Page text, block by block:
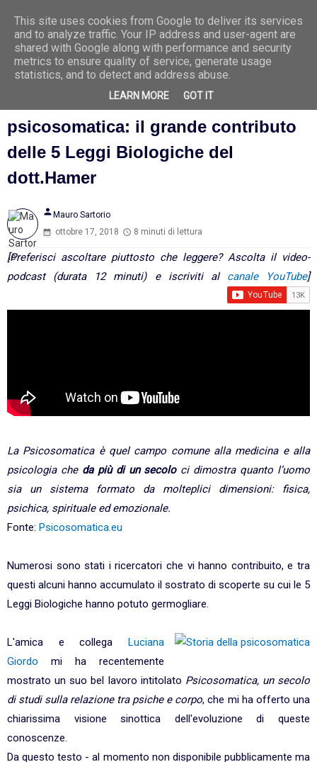
9 Ago
2026
Genesi ed evoluzione della
psicosomatica: il grande contributo
delle 5 Leggi Biologiche del
dott.Hamer
person Mauro Sartorio
ottobre 17, 2018
8 minuti di lettura
[Preferisci ascoltare piuttosto che leggere? Ascolta il video-
podcast (durata 12 minuti) e iscriviti al canale YouTube]
La Psicosomatica è quel campo comune alla medicina e alla
psicologia che da più di un secoloci dimostra quanto l’uomo
sia un sistema formato da molteplici dimensioni: fisica,
psichica, spirituale ed emozionale.
Fonte: Psicosomatica.eu
Numerosi sono stati i ricercatori che vi hanno contribuito, e tra
questi alcuni hanno accumulato il sostrato di scoperte su cui le 5
Leggi Biologiche hanno potuto germogliare.
L'amica e collega
Luciana
Giordo mi ha recentemente
mostrato un suo bel lavoro intitolato Psicosomatica, un secolo
di studi sulla relazione tra psiche e corpo, che mi ha offerto una
chiarissima visione sinottica dell'evoluzione di queste
conoscenze.
Da questo testo - al momento non disponibile pubblicamente ma
This site uses cookies from Google to deliver its services
and to analyze traffic. Your IP address and user-agent are
shared with Google along with performance and security
metrics to ensure quality of service, generate usage
statistics, and to detect and address abuse.
LEARN MORE GOT IT